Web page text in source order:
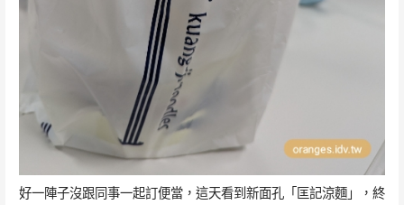
好一陣子沒跟同事一起訂便當，這天看到新面孔「匡記涼麵」，終